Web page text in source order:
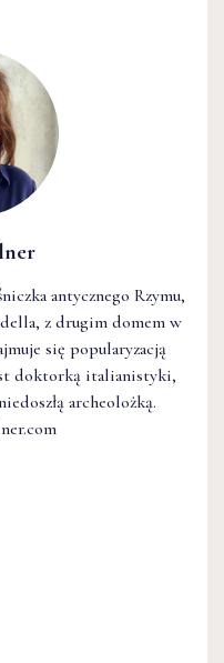
antycznego Rzymu,
z drugim domem w
się popularyzacją
doktorką italianistyki,
archeolożką.